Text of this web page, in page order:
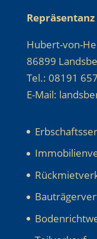
Hubert-von-
86899
Tel.: 08191
E-Mail: